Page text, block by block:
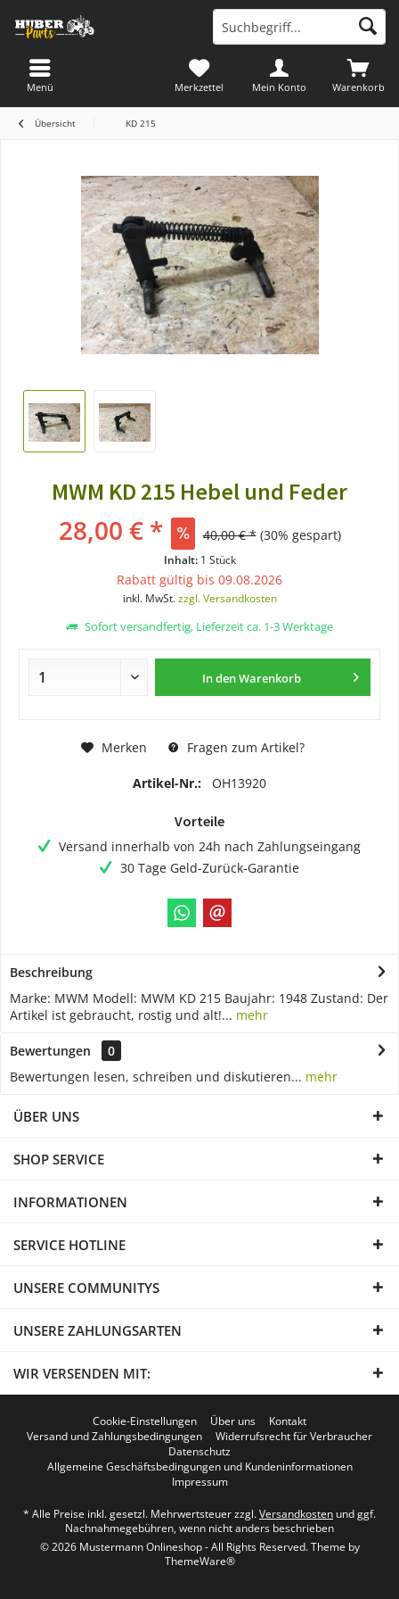
Warenkorb
Merkzettel Mein Konto
Menü
Übersicht KD 215
MWM KD 215 Hebel und Feder
28,00 € * 40,00 € * (30% gespart)
Inhalt: 1 Stück
Rabatt gültig bis 09.08.2026
inkl. MwSt.zzgl. Versandkosten
Sofort versandfertig, Lieferzeit ca. 1-3 Werktage
In denWarenkorb
Merken Fragen zum Artikel?
Artikel-Nr.: OH13920
Vorteile
Versand innerhalb von 24h nach Zahlungseingang
30 Tage Geld-Zurück-Garantie
Beschreibung
Marke: MWM Modell: MWM KD 215 Baujahr: 1948 Zustand: Der
Artikel ist gebraucht, rostig und alt!... mehr
Bewertungen
0
Bewertungen lesen, schreiben und diskutieren... mehr
ÜBER UNS
SHOP SERVICE
INFORMATIONEN
SERVICE HOTLINE
UNSERE COMMUNITYS
UNSERE ZAHLUNGSARTEN
WIR VERSENDEN MIT:
Cookie-Einstellungen Über uns
Kontakt
Versand und Zahlungsbedingungen
Widerrufsrecht für Verbraucher
Datenschutz
Allgemeine Geschäftsbedingungen und Kundeninformationen
Impressum
* Alle Preise inkl. gesetzl. Mehrwertsteuer zzgl.Versandkosten und ggf.
Nachnahmegebühren, wenn nicht anders beschrieben
© 2026 Mustermann Onlineshop - All Rights Reserved. Theme by
ThemeWare®